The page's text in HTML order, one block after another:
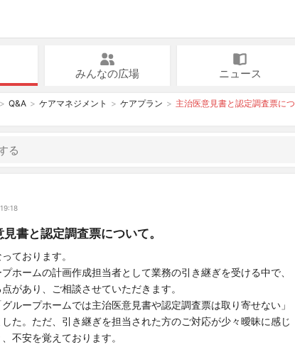
みんなの広場 ニュース
Q&A ケアマネジメント ケアプラン
主治医意見書と認定調査票につ
書と認定調査票について。
ております。
ホームの計画作成担当者として業務の引き継ぎを受ける中で、
があり、ご相談させていただきます。
ループホームでは主治医意見書や認定調査票は取り寄せない」
た。ただ、引き継ぎを担当された方のご対応が少々曖昧に感じ
不安を覚えております。